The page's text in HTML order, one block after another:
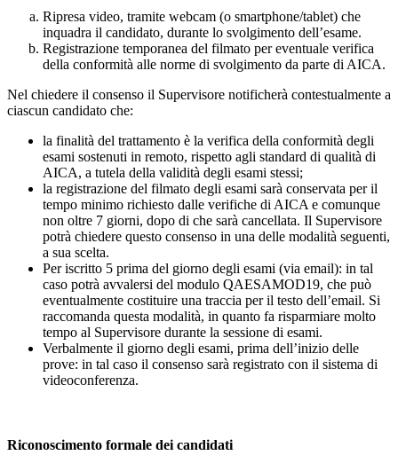
Ripresa video, tramite webcam (o smartphone/tablet) che
inquadra il candidato, durante lo svolgimento dell’esame.
Registrazione temporanea del filmato per eventuale verifica
della conformità alle norme di svolgimento da parte di AICA.
Nel chiedere il consenso il Supervisore notificherà contestualmente a
ciascun candidato che:
la finalità del trattamento è la verifica della conformità degli
esami sostenuti in remoto, rispetto agli standard di qualità di
AICA, a tutela della validità degli esami stessi;
la registrazione del filmato degli esami sarà conservata per il
tempo minimo richiesto dalle verifiche di AICA e comunque
non oltre 7 giorni, dopo di che sarà cancellata. Il Supervisore
potrà chiedere questo consenso in una delle modalità seguenti,
a sua scelta.
Per iscritto 5 prima del giorno degli esami (via email): in tal
caso potrà avvalersi del modulo QAESAMOD19, che può
eventualmente costituire una traccia per il testo dell’email. Si
raccomanda questa modalità, in quanto fa risparmiare molto
tempo al Supervisore durante la sessione di esami.
Verbalmente il giorno degli esami, prima dell’inizio delle
prove: in tal caso il consenso sarà registrato con il sistema di
videoconferenza.
Riconoscimento formale dei candidati